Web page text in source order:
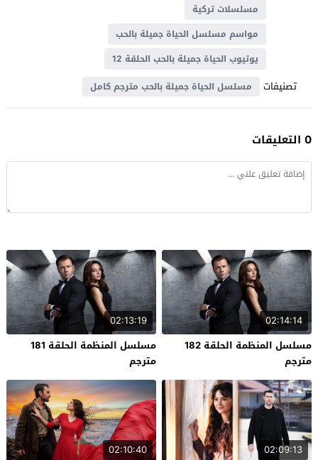
مسلسلات تركية
مواسم مسلسل الحياة جميلة بالحب
يوتيوب الحياة جميلة بالحب الحلقة 12
تصنيفات مسلسل الحياة جميلة بالحب مترجم كامل
0 التعليقات
02:14:14
مسلسل المنظمة الحلقة 182
مترجم
02:13:19
مسلسل المنظمة الحلقة 181
مترجم
02:09:13
02:10:40